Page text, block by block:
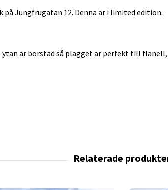
Jungfrugatan 12. Denna är i limited edition.
är borstad så plagget är perfekt till